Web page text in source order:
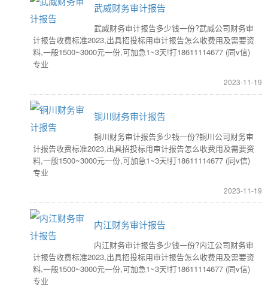
武威财务审计报告
武威财务审计报告多少钱一份?武威公司财务审
计报告收费标准2023,出具招投标用审计报告怎么收费用及需要资
料,一般1500~3000元一份,可加急1~3天!打18611114677 (同v信)
专业
2023-11-19
铜川财务审计报告
铜川财务审计报告多少钱一份?铜川公司财务审
计报告收费标准2023,出具招投标用审计报告怎么收费用及需要资
料,一般1500~3000元一份,可加急1~3天!打18611114677 (同v信)
专业
2023-11-19
内江财务审计报告
内江财务审计报告多少钱一份?内江公司财务审
计报告收费标准2023,出具招投标用审计报告怎么收费用及需要资
料,一般1500~3000元一份,可加急1~3天!打18611114677 (同v信)
专业